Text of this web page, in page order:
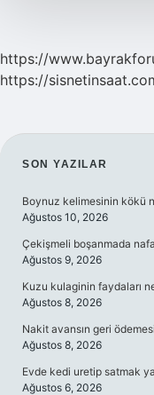
https://
https://
SON YAZILAR
Boynuz kelimesinin kökü
Ağustos 10, 2026
Çekişmeli boşanmada
Ağustos 9, 2026
Kuzu kulaginin faydaları
Ağustos 8, 2026
Nakit avansın geri
Ağustos 8, 2026
Evde kedi uretip satmak
Ağustos 6, 2026